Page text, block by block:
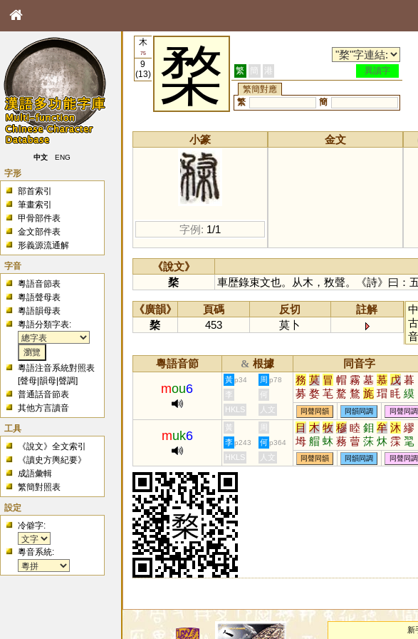
中文 ENG
字形
部首索引
筆畫索引
甲骨部件表
金文部件表
形義源流通解
字音
粵語音節表
粵語聲母表
粵語韻母表
粵語分類字表:
粵語注音系統對照表
[聲母 |韻母 |聲調]
普通話音節表
其他方言讀音
工具
《說文》全文索引
《讀史方輿紀要》
成語彙輯
繁簡對照表
設定
冷僻字:
粵音系統:
木
75
9
(13)
楘 繁 簡 港
異讀字
繁簡對應
繁
簡
小篆
字例: 1/1
金文
《說文》
楘
車歴錄束文也。从木，敄聲。《詩》曰：五
《廣韻》 頁碼 反切
註解
楘
453 莫卜
中
古
音
粵語音節 & 根據 同音字
mou6
黃 p34 周 p78 務 莫 冒 帽 霧 墓 慕 戊 暮
募 婺 芼 騖 鶩 旄 瑁 眊 縸
蓩 萺 慔 鞪 蝐 毷 媢 耄
李
何
HKLS
人文 同聲同韻 同韻同調 同聲同調
muk6
黃 周 目 木 牧 穆 睦 鉬 牟 沐 繆
坶 艒 蚞 蓩 萺 莯 炑 霂 毣
苜
李 p243 何 p364
HKLS 人文 同聲同韻 同韻同調 同聲同調
新